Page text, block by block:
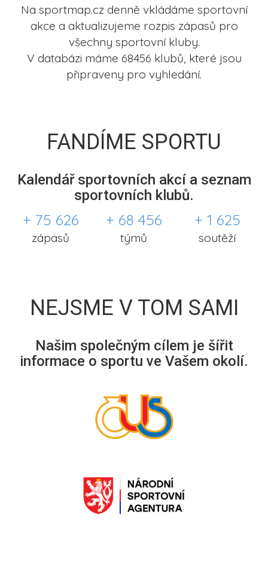
Na sportmap.cz denně vkládáme sportovní
akce a aktualizujeme rozpis zápasů pro
všechny sportovní kluby.
V databázi máme 68456 klubů, které jsou
připraveny pro vyhledání.
FANDÍME SPORTU
Kalendář sportovních akcí a seznam
sportovních klubů.
+ 75 626
zápasů
+ 68 456
týmů
+ 1 625
soutěží
NEJSME V TOM SAMI
Našim společným cílem je šířit
informace o sportu ve Vašem okolí.